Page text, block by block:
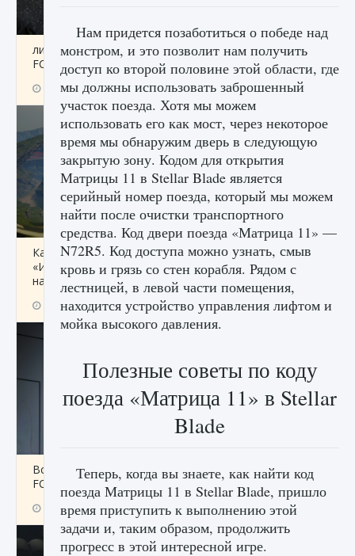
лицензии, лиги, команды и стадионы в EA
FC 25
9 августа 2024 2 395 0 2
Как исправить ошибку Palworld EPalworld
«Идет сохранение мира — Невозможно
начать сохранение данных мира»
9 августа 2024 2 711 0 0
Все новые функции в режиме карьеры EA
FC 25
9 августа 2024 2 096 0 2
Нам придется позаботиться о победе над
монстром, и это позволит нам получить
доступ ко второй половине этой области, где
мы должны использовать заброшенный
участок поезда. Хотя мы можем
использовать его как мост, через некоторое
время мы обнаружим дверь в следующую
закрытую зону. Кодом для открытия
Матрицы 11 в Stellar Blade является
серийный номер поезда, который мы можем
найти после очистки транспортного
средства. Код двери поезда «Матрица 11» —
N72R5. Код доступа можно узнать, смыв
кровь и грязь со стен корабля. Рядом с
лестницей, в левой части помещения,
находится устройство управления лифтом и
мойка высокого давления.
Полезные советы по коду
поезда «Матрица 11» в Stellar
Blade
Теперь, когда вы знаете, как найти код
поезда Матрицы 11 в Stellar Blade, пришло
время приступить к выполнению этой
задачи и, таким образом, продолжить
прогресс в этой интересной игре.